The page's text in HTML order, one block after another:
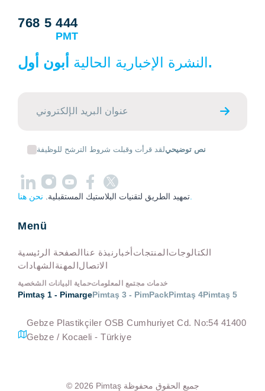
768 5 444
PMT
النشرة الإخبارية الحاليةأبون أول.
لقد قرأت وقبلت شروط الترشح للوظيفةنص توضيحي
تمهيد الطريق لتقنيات البلاستيك المستقبلية.
Menü
الصفحة الرئيسيةنبذة عنا أخبارالمنتجاتالكتالوجات
الشهاداتالمهنةالاتصال
حماية البيانات الشخصيةخدمات مجتمع المعلومات
Pimtaş 1 - PimargePimtaş 3 - PimPackPimtaş 4Pimtaş 5
Gebze Plastikçiler OSB Cumhuriyet Cd. No:54 41400
Gebze / Kocaeli - Türkiye
© 2026 Pimtaş جميع الحقوق محفوظة